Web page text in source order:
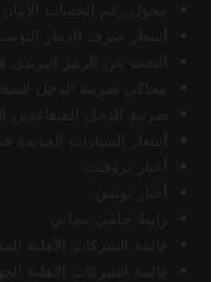
محول رقم الحساب
أسعار صرف الدينار
البحث عن الرمز البريدي
محاكي ضريبة الدخل
ضريبة الدخل للمتقاعدين
أسعار السيارات الجديدة
أخبار تروفيت
أخبار تونس
رابط خلفي مجاني
قائمة الشركات الأهلية
قائمة الشركات الأهلية